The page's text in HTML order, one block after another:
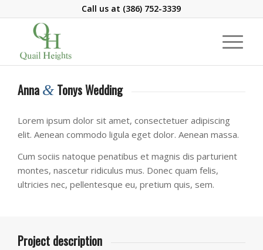
Call us at (386) 752-3339
Anna & Tonys Wedding
Lorem ipsum dolor sit amet, consectetuer adipiscing
elit. Aenean commodo ligula eget dolor. Aenean massa.
Cum sociis natoque penatibus et magnis dis parturient
montes, nascetur ridiculus mus. Donec quam felis,
ultricies nec, pellentesque eu, pretium quis, sem.
Project description